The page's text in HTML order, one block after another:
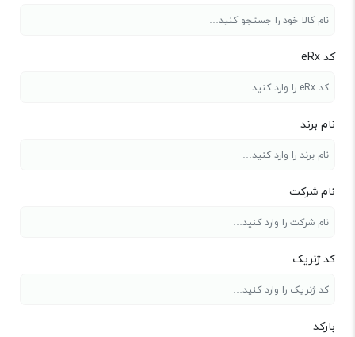
کد eRx
نام برند
نام شرکت
کد ژنریک
بارکد